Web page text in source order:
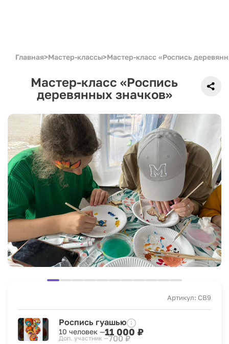
Главная>Мастер-классы>Мастер-класс «Роспись
Мастер-класс «Роспись
деревянных значков»
Артикул: CB9
Роспись гуашью
10 человек —11 000 ₽
Доп. участник —700 ₽